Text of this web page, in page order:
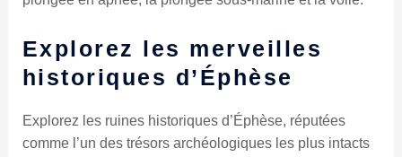
Explorez les merveilles
historiques d’Éphèse
Explorez les ruines historiques d’Éphèse, réputées
comme l’un des trésors archéologiques les plus intacts